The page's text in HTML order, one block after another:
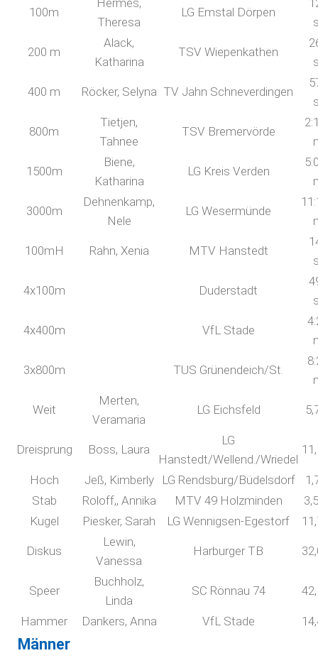
100m
Hermes,
Theresa
LG Emstal Dörpen
200 m
Alack,
Katharina
TSV Wiepenkathen
400 m Röcker, Selyna TV Jahn Schneverdingen
800m
Tietjen,
Tahnee
TSV Bremervörde
1500m
Biene,
Katharina
LG Kreis Verden
3000m
Dehnenkamp,
Nele
LG Wesermünde
100mH Rahn, Xenia MTV Hanstedt
4x100m Duderstadt
4x400m VfL Stade
3x800m TUS Grünendeich/St.
Weit
Merten,
Veramaria
LG Eichsfeld
Dreisprung Boss, Laura
LG
Hanstedt/Wellend./Wriedel
Hoch Jeß, Kimberly LG Rendsburg/Büdelsdorf
Stab
Roloff,, Annika MTV 49 Holzminden
Kugel
Piesker, Sarah LG Wennigsen-Egestorf
Diskus
Lewin,
Vanessa
Harburger TB
Speer
Buchholz,
Linda
SC Rönnau 74
Hammer Dankers, Anna VfL Stade
Männer